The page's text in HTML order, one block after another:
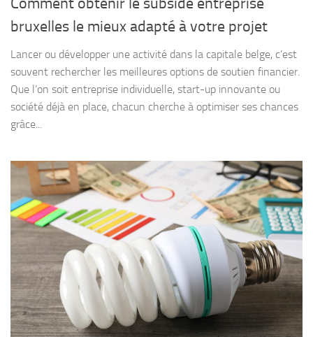
bruxelles le mieux adapté à votre projet
Lancer ou développer une activité dans la capitale belge, c’est
souvent rechercher les meilleures options de soutien financier.
Que l’on soit entreprise individuelle, start-up innovante ou
société déjà en place, chacun cherche à optimiser ses chances
grâce...